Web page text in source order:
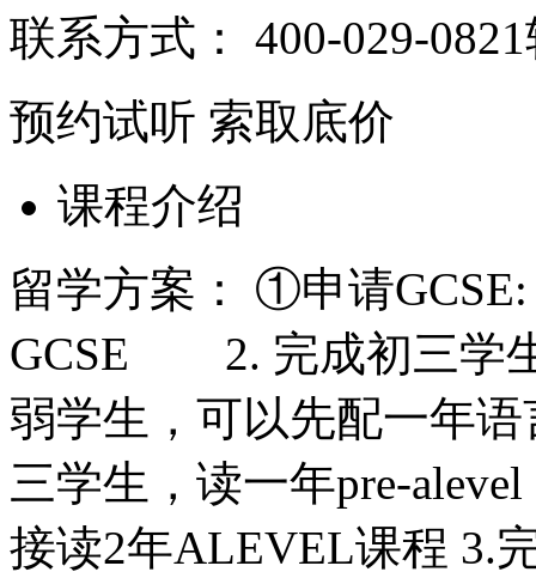
联系方式：
400-029-
预约试听 索取底价
课程介绍
留学方案： ①申请
GCSE 2. 完成初三学
弱学生，可以先配一年
三学生，读一年pre-
接读2年ALEVEL课程 3.